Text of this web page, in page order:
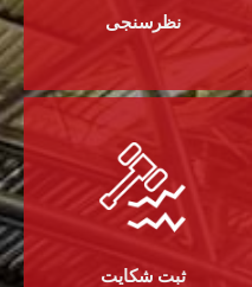
نظرسنجی
ثبت شکایت